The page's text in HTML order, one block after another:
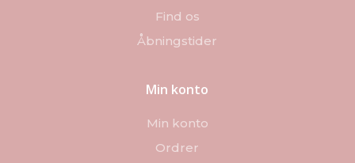
Find os
Åbningstider
Min konto
Min konto
Ordrer